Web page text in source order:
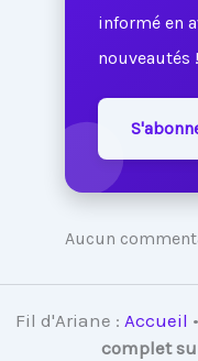
informé en
nouveautés !
Aucun
Fil d'Ariane : Accueil •
complet